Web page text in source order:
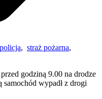
policja, straż pożarna,
godziną 9.00 na drodze
samochód wypadł z drogi